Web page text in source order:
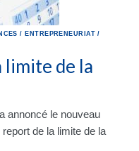
/ ENTREPRENEURIAT /
limite de la
annoncé le nouveau
de la limite de la